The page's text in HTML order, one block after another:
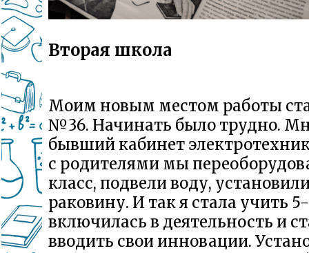
Вторая школа
Моим новым местом работы
№36. Начинать было трудно.
бывший кабинет
с родителями мы
класс, подвели воду,
раковину. И так я стала учить
включилась в деятельность и
вводить свои инновации.